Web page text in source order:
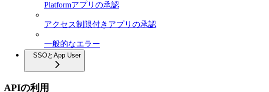
Platformアプリの承認
アクセス制限付きアプリの承認
一般的なエラー
SSOとApp User
APIの利用